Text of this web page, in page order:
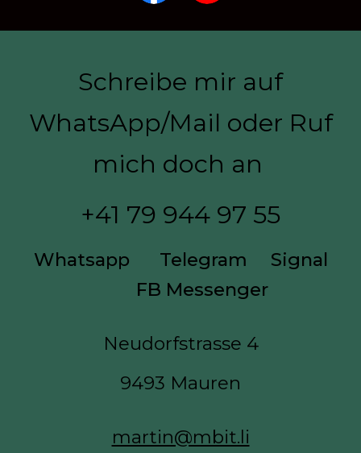
Schreibe mir auf
WhatsApp/Mail oder Ruf
mich doch an
+41 79 944 97 55
Whatsapp Telegram
Signal
FB Messenger
Neudorfstrasse 4
9493 Mauren
martin@mbit.li